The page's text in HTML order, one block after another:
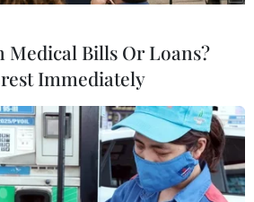
Forest Hill
#nhà ga Castro
Mỹ
Medical Bills Or Loans?
Immediately